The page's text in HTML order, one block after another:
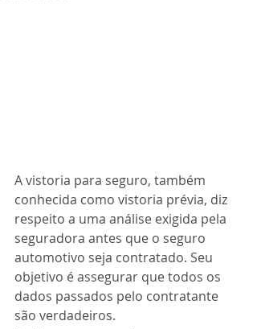
A vistoria para seguro, também
conhecida como vistoria prévia, diz
respeito a uma análise exigida pela
seguradora antes que o seguro
automotivo seja contratado. Seu
objetivo é assegurar que todos os
dados passados pelo contratante
são verdadeiros.